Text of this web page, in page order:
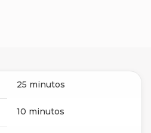
25 minutos
10 minutos